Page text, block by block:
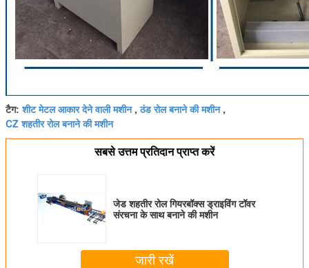
टैग:शीट मेटल आकार देने वाली मशीन,ठंड रोल बनाने की मशीन,
CZ शहतीर रोल बनाने की मशीन
सबसे उत्तम प्रतिदान प्राप्त करें
जेड शहतीर रोल गियरबॉक्स ड्राइविंग टॉवर
संरचना के साथ बनाने की मशीन
जारी रखें